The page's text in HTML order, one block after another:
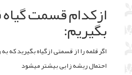
ازکدام قسمت
بگیریم:
اگر قلمه را از قسمتی از‌گیاه بگیرید که
احتمال ریشه زایی بیشتر میشود